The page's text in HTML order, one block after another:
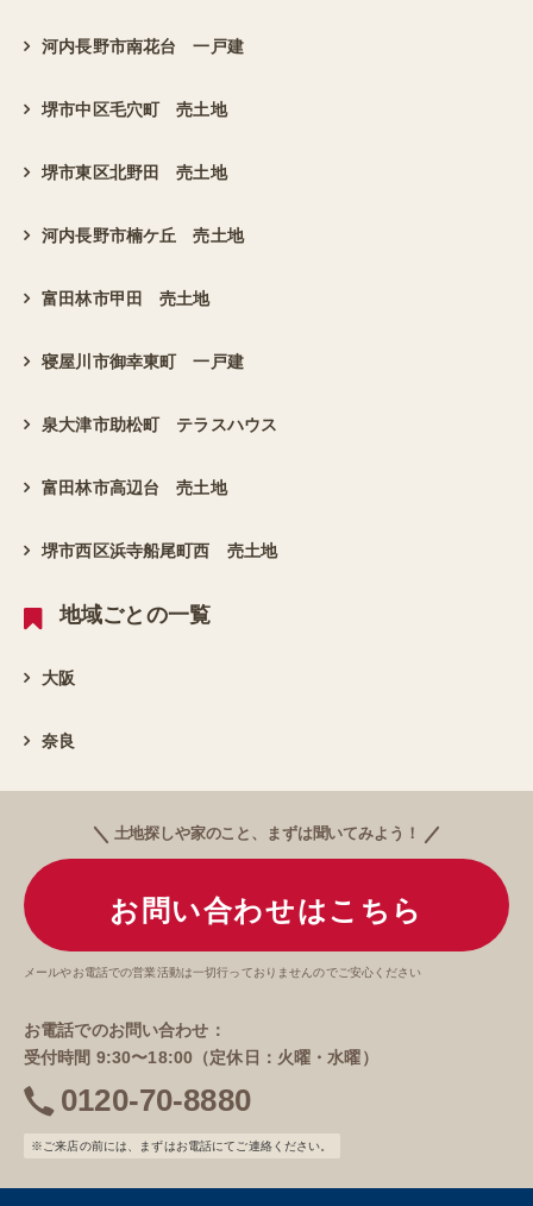
河内長野市南花台 一戸建
堺市中区毛穴町 売土地
堺市東区北野田 売土地
河内長野市楠ケ丘 売土地
富田林市甲田 売土地
寝屋川市御幸東町 一戸建
泉大津市助松町 テラスハウス
富田林市高辺台 売土地
堺市西区浜寺船尾町西 売土地
地域ごとの一覧
大阪
奈良
土地探しや家のこと、まずは聞いてみよう！
お問い合わせはこちら
メールやお電話での営業活動は一切行っておりませんのでご安心ください
お電話でのお問い合わせ：
受付時間 9:30〜18:00（定休日：火曜・水曜）
電
話
番
0120-70-8880
※ご来店の前には、まずはお電話にてご連絡ください。